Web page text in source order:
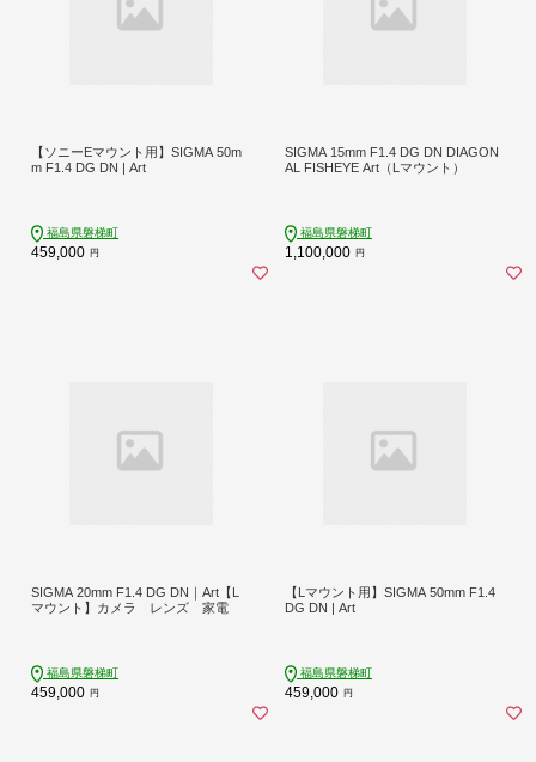
【ソニーEマウント用】SIGMA 50m
m F1.4 DG DN | Art
福島県磐梯町
459,000 円
SIGMA 15mm F1.4 DG DN DIAGON
AL FISHEYE Art（Lマウント）
福島県磐梯町
1,100,000 円
SIGMA 20mm F1.4 DG DN｜Art【L
マウント】カメラ レンズ 家電
福島県磐梯町
459,000 円
【Lマウント用】SIGMA 50mm F1.4
DG DN | Art
福島県磐梯町
459,000 円